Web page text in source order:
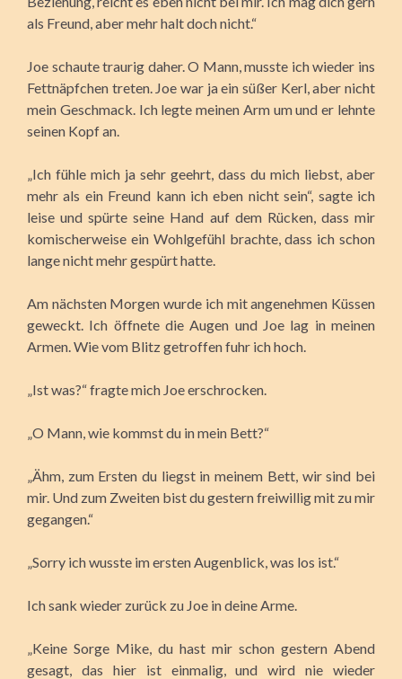
als Freund, aber mehr halt doch nicht.“
Joe schaute traurig daher. O Mann, musste ich wieder ins
Fettnäpfchen treten. Joe war ja ein süßer Kerl, aber nicht
mein Geschmack. Ich legte meinen Arm um und er lehnte
seinen Kopf an.
„Ich fühle mich ja sehr geehrt, dass du mich liebst, aber
mehr als ein Freund kann ich eben nicht sein“, sagte ich
leise und spürte seine Hand auf dem Rücken, dass mir
komischerweise ein Wohlgefühl brachte, dass ich schon
lange nicht mehr gespürt hatte.
Am nächsten Morgen wurde ich mit angenehmen Küssen
geweckt. Ich öffnete die Augen und Joe lag in meinen
Armen. Wie vom Blitz getroffen fuhr ich hoch.
„Ist was?“ fragte mich Joe erschrocken.
„O Mann, wie kommst du in mein Bett?“
„Ähm, zum Ersten du liegst in meinem Bett, wir sind bei
mir. Und zum Zweiten bist du gestern freiwillig mit zu mir
gegangen.“
„Sorry ich wusste im ersten Augenblick, was los ist.“
Ich sank wieder zurück zu Joe in deine Arme.
„Keine Sorge Mike, du hast mir schon gestern Abend
gesagt, das hier ist einmalig, und wird nie wieder